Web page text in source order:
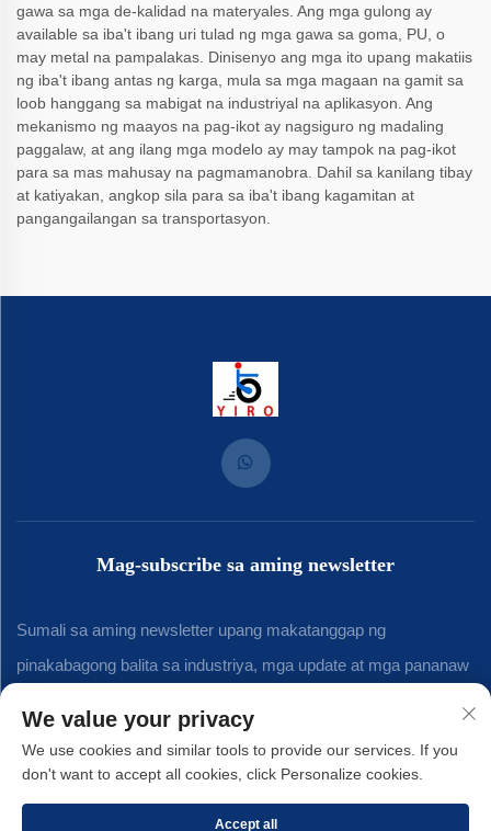
gawa sa mga de-kalidad na materyales. Ang mga gulong ay
available sa iba't ibang uri tulad ng mga gawa sa goma, PU, o
may metal na pampalakas. Dinisenyo ang mga ito upang makatiis
ng iba't ibang antas ng karga, mula sa mga magaan na gamit sa
loob hanggang sa mabigat na industriyal na aplikasyon. Ang
mekanismo ng maayos na pag-ikot ay nagsiguro ng madaling
paggalaw, at ang ilang mga modelo ay may tampok na pag-ikot
para sa mas mahusay na pagmamanobra. Dahil sa kanilang tibay
at katiyakan, angkop sila para sa iba't ibang kagamitan at
pangangailangan sa transportasyon.
Mag-subscribe sa aming newsletter
Sumali sa aming newsletter upang makatanggap ng
pinakabagong balita sa industriya, mga update at mga pananaw
Mag-subscribe
We value your privacy
We use cookies and similar tools to provide our services. If you
don't want to accept all cookies, click Personalize cookies.
Accept all